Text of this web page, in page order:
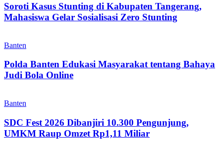
Soroti Kasus Stunting di Kabupaten Tangerang,
Mahasiswa Gelar Sosialisasi Zero Stunting
Banten
Polda Banten Edukasi Masyarakat tentang Bahaya
Judi Bola Online
Banten
SDC Fest 2026 Dibanjiri 10.300 Pengunjung,
UMKM Raup Omzet Rp1,11 Miliar